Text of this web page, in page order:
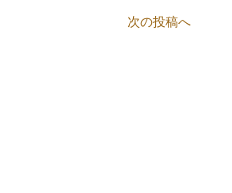
次の投稿へ